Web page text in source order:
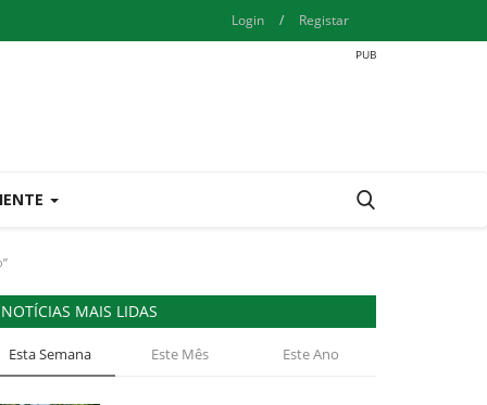
Login / Registar
NOTÍCIAS MAIS LIDAS
Esta Semana Este Mês Este Ano